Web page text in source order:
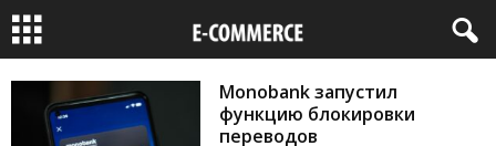
Monobank запустил
функцию блокировки
переводов